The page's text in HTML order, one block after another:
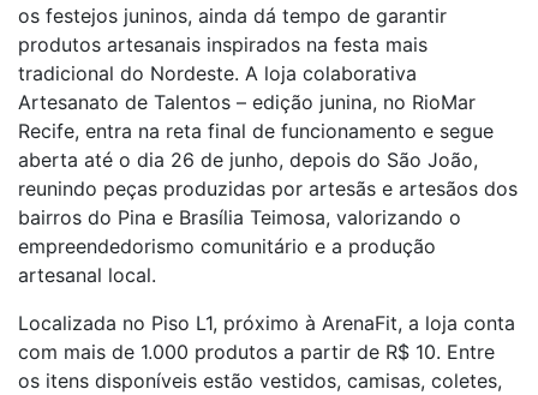
os festejos juninos, ainda dá tempo de garantir
produtos artesanais inspirados na festa mais
tradicional do Nordeste. A loja colaborativa
Artesanato de Talentos – edição junina, no RioMar
Recife, entra na reta final de funcionamento e segue
aberta até o dia 26 de junho, depois do São João,
reunindo peças produzidas por artesãs e artesãos dos
bairros do Pina e Brasília Teimosa, valorizando o
empreendedorismo comunitário e a produção
artesanal local.
Localizada no Piso L1, próximo à ArenaFit, a loja conta
com mais de 1.000 produtos a partir de R$ 10. Entre
os itens disponíveis estão vestidos, camisas, coletes,